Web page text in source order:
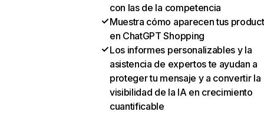
con las de la competencia
Muestra cómo aparecen tus
en ChatGPT Shopping
Los informes personalizables y la
asistencia de expertos te ayudan a
proteger tu mensaje y a convertir la
visibilidad de la IA en crecimiento
cuantificable